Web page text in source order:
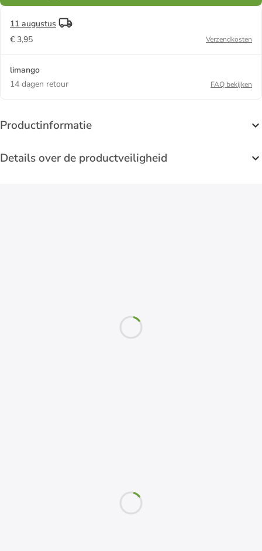
11 augustus
€ 3,95
Verzendkosten
limango
14 dagen retour
FAQ bekijken
Productinformatie
Details over de productveiligheid